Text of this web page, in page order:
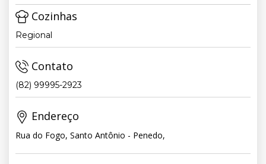
Cozinhas
Regional
Contato
(82) 99995-2923
Endereço
Rua do Fogo, Santo Antônio - Penedo,